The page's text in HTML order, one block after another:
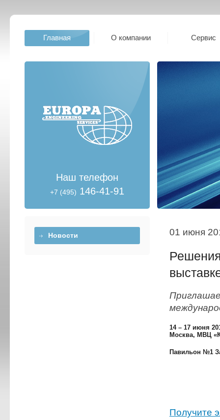
Главная О компании Сервис
Наш телефон
+7 (495) 146-41-91
Новости 01 июня
14 – 17 июня
Москва, МВЦ
Павильон №1
Получите